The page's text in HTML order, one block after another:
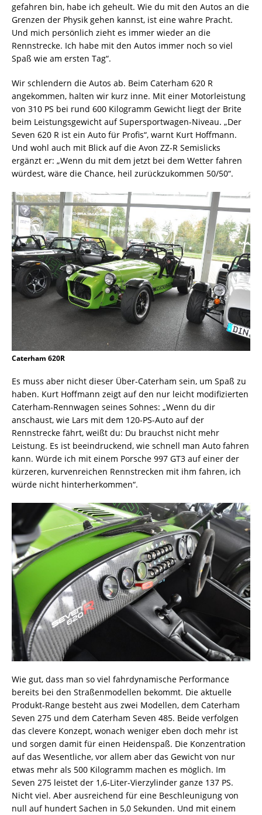
gefahren bin, habe ich geheult. Wie du mit den Autos an die
Grenzen der Physik gehen kannst, ist eine wahre Pracht.
Und mich persönlich zieht es immer wieder an die
Rennstrecke. Ich habe mit den Autos immer noch so viel
Spaß wie am ersten Tag“.
Wir schlendern die Autos ab. Beim Caterham 620 R
angekommen, halten wir kurz inne. Mit einer Motorleistung
von 310 PS bei rund 600 Kilogramm Gewicht liegt der Brite
beim Leistungsgewicht auf Supersportwagen-Niveau. „Der
Seven 620 R ist ein Auto für Profis“, warnt Kurt Hoffmann.
Und wohl auch mit Blick auf die Avon ZZ-R Semislicks
ergänzt er: „Wenn du mit dem jetzt bei dem Wetter fahren
würdest, wäre die Chance, heil zurückzukommen 50/50“.
Caterham 620R
Es muss aber nicht dieser Über-Caterham sein, um Spaß zu
haben. Kurt Hoffmann zeigt auf den nur leicht modifizierten
Caterham-Rennwagen seines Sohnes: „Wenn du dir
anschaust, wie Lars mit dem 120-PS-Auto auf der
Rennstrecke fährt, weißt du: Du brauchst nicht mehr
Leistung. Es ist beeindruckend, wie schnell man Auto fahren
kann. Würde ich mit einem Porsche 997 GT3 auf einer der
kürzeren, kurvenreichen Rennstrecken mit ihm fahren, ich
würde nicht hinterherkommen“.
Wie gut, dass man so viel fahrdynamische Performance
bereits bei den Straßenmodellen bekommt. Die aktuelle
Produkt-Range besteht aus zwei Modellen, dem Caterham
Seven 275 und dem Caterham Seven 485. Beide verfolgen
das clevere Konzept, wonach weniger eben doch mehr ist
und sorgen damit für einen Heidenspaß. Die Konzentration
auf das Wesentliche, vor allem aber das Gewicht von nur
etwas mehr als 500 Kilogramm machen es möglich. Im
Seven 275 leistet der 1,6-Liter-Vierzylinder ganze 137 PS.
Nicht viel. Aber ausreichend für eine Beschleunigung von
null auf hundert Sachen in 5,0 Sekunden. Und mit einem